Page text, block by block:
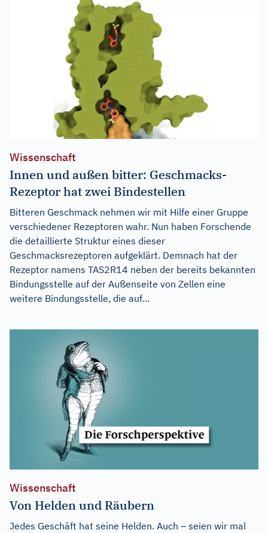
Wissenschaft
Innen und außen bitter: Geschmacks-
Rezeptor hat zwei Bindestellen
Bitteren Geschmack nehmen wir mit Hilfe einer Gruppe
verschiedener Rezeptoren wahr. Nun haben Forschende
die detaillierte Struktur eines dieser
Geschmacksrezeptoren aufgeklärt. Demnach hat der
Rezeptor namens TAS2R14 neben der bereits bekannten
Bindungsstelle auf der Außenseite von Zellen eine
weitere Bindungsstelle, die auf...
Wissenschaft
Von Helden und Räubern
Jedes Geschäft hat seine Helden. Auch – seien wir mal